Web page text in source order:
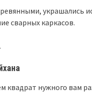
украшались
сварных каркасов.
квадрат нужного вам